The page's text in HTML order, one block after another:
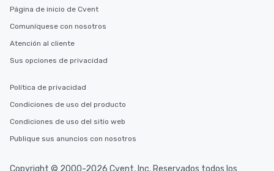
Página de inicio de Cvent
Comuníquese con nosotros
Atención al cliente
Sus opciones de privacidad
Política de privacidad
Condiciones de uso del producto
Condiciones de uso del sitio web
Publique sus anuncios con nosotros
Copyright © 2000-2026 Cvent, Inc. Reservados todos los